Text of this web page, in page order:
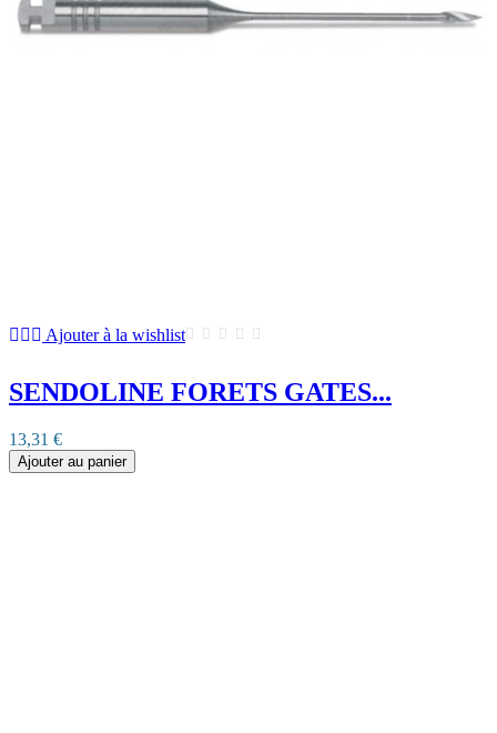
Ajouter à la wishlist
SENDOLINE FORETS GATES...
13,31 €
Ajouter au panier